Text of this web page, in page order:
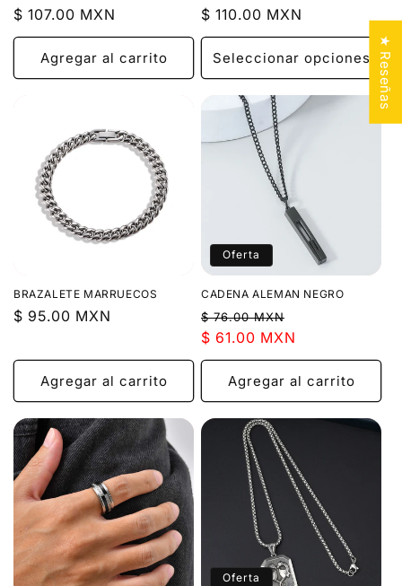
Precio
habitual
$ 107.00 MXN
Agregar al carrito
Precio
habitual
$ 110.00 MXN
Seleccionar opciones
BRAZALETE MARRUECOS
Precio
$ 95.00 MXN
Agregar al carrito
Oferta
CADENA ALEMAN NEGRO
Precio
habitual
$ 76.00 MXN
de
oferta
$ 61.00 MXN
Agregar al carrito
Oferta
★ Reseñas